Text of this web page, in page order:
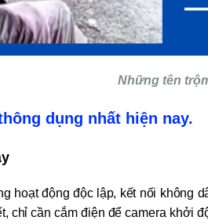
Những tên
dụng nhất hiện nay.
hoạt động độc lập, kết nối không
chỉ cần cắm điện để camera khởi